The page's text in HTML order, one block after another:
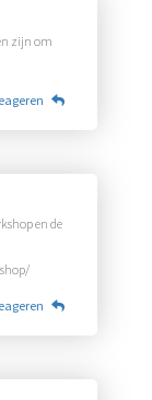
zijn om
en de